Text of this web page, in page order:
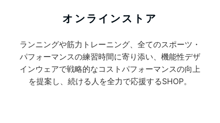
オンラインストア
ランニングや筋力トレーニング、全てのスポーツ・
パフォーマンスの練習時間に寄り添い、機能性デザ
インウェアで戦略的なコストパフォーマンスの向上
を提案し、続ける人を全力で応援するSHOP。